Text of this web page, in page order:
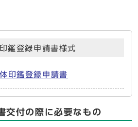
鑑登録申請書様式
印鑑登録申請書
交付の際に必要なもの